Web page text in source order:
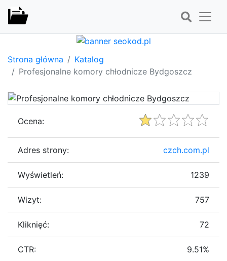
Strona główna
Katalog
Profesjonalne komory chłodnicze Bydgoszcz
Ocena:
Adres strony: czch.com.pl
Wyświetleń: 1239
Wizyt: 757
Kliknięć: 72
CTR: 9.51%